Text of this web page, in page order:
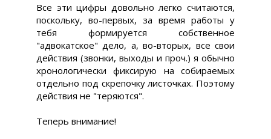
Все эти цифры довольно легко считаются,
поскольку, во-первых, за время работы у
тебя формируется собственное
"адвокатское" дело, а, во-вторых, все свои
действия (звонки, выходы и проч.) я обычно
хронологически фиксирую на собираемых
отдельно под скрепочку листочках. Поэтому
действия не "теряются".
Теперь внимание!